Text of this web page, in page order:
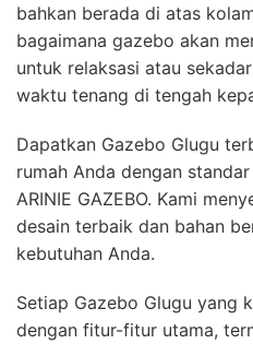
bahkan berada di atas
bagaimana gazebo akan
untuk relaksasi atau
waktu tenang di tengah
Dapatkan Gazebo Glugu
rumah Anda dengan
ARINIE GAZEBO. Kami
desain terbaik dan bahan
kebutuhan Anda.
Setiap Gazebo Glugu yang
dengan fitur-fitur utama,